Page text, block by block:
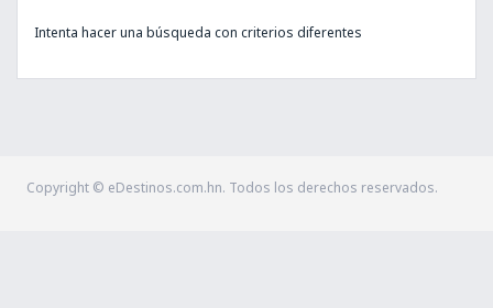
Intenta hacer una búsqueda con criterios diferentes
Copyright © eDestinos.com.hn. Todos los derechos reservados.